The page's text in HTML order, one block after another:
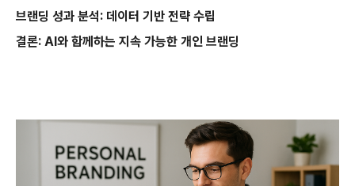
브랜딩 성과 분석: 데이터 기반 전략 수립
결론: AI와 함께하는 지속 가능한 개인 브랜딩